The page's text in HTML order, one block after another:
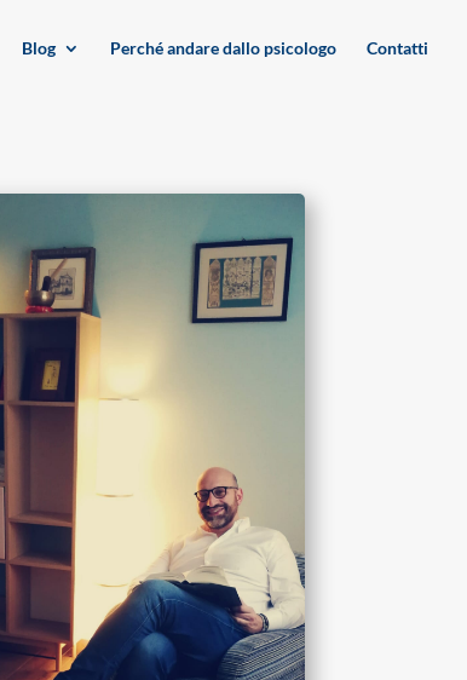
Blog Perché andare dallo psicologo Contatti